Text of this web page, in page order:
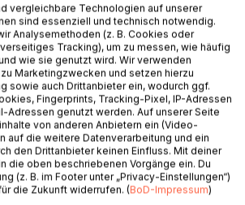
Jäger über Leben und Tod
eines: Stärke.
vergleichbare Technologien auf unserer
sind essenziell und technisch notwendig.
Analysemethoden (z. B. Cookies oder
Tracking), um zu messen, wie häufig
wie sie genutzt wird. Wir verwenden
Marketingzwecken und setzen hierzu
sowie auch Drittanbieter ein, wodurch ggf.
Fingerprints, Tracking-Pixel, IP-Adressen
Adressen genutzt werden. Auf unserer Seite
von anderen Anbietern ein (Video-
auf die weitere Datenverarbeitung und ein
den Drittanbieter keinen Einfluss. Mit deiner
die oben beschriebenen Vorgänge ein. Du
(z. B. im Footer unter „Privacy-Einstellungen“)
die Zukunft widerrufen. (BoD-Impressum)